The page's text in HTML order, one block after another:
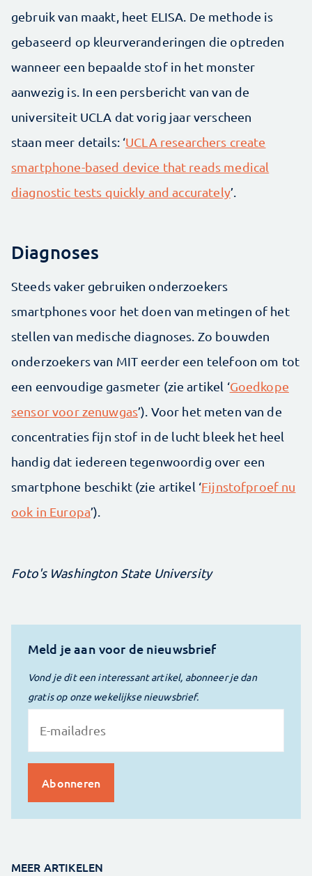
gebruik van maakt, heet ELISA. De methode is
gebaseerd op kleurveranderingen die optreden
wanneer een bepaalde stof in het monster
aanwezig is. In een persbericht van van de
universiteit UCLA dat vorig jaar verscheen
staan meer details: ‘UCLA researchers create
smartphone-based device that reads medical
diagnostic tests quickly and accurately’.
Diagnoses
Steeds vaker gebruiken onderzoekers
smartphones voor het doen van metingen of het
stellen van medische diagnoses. Zo bouwden
onderzoekers van MIT eerder een telefoon om tot
een eenvoudige gasmeter (zie artikel ‘Goedkope
sensor voor zenuwgas’). Voor het meten van de
concentraties fijn stof in de lucht bleek het heel
handig dat iedereen tegenwoordig over een
smartphone beschikt (zie artikel ‘Fijnstofproef nu
ook in Europa’).
Foto's Washington State University
Meld je aan voor de nieuwsbrief
Vond je dit een interessant artikel, abonneer je dan
gratis op onze wekelijkse nieuwsbrief.
MEER ARTIKELEN